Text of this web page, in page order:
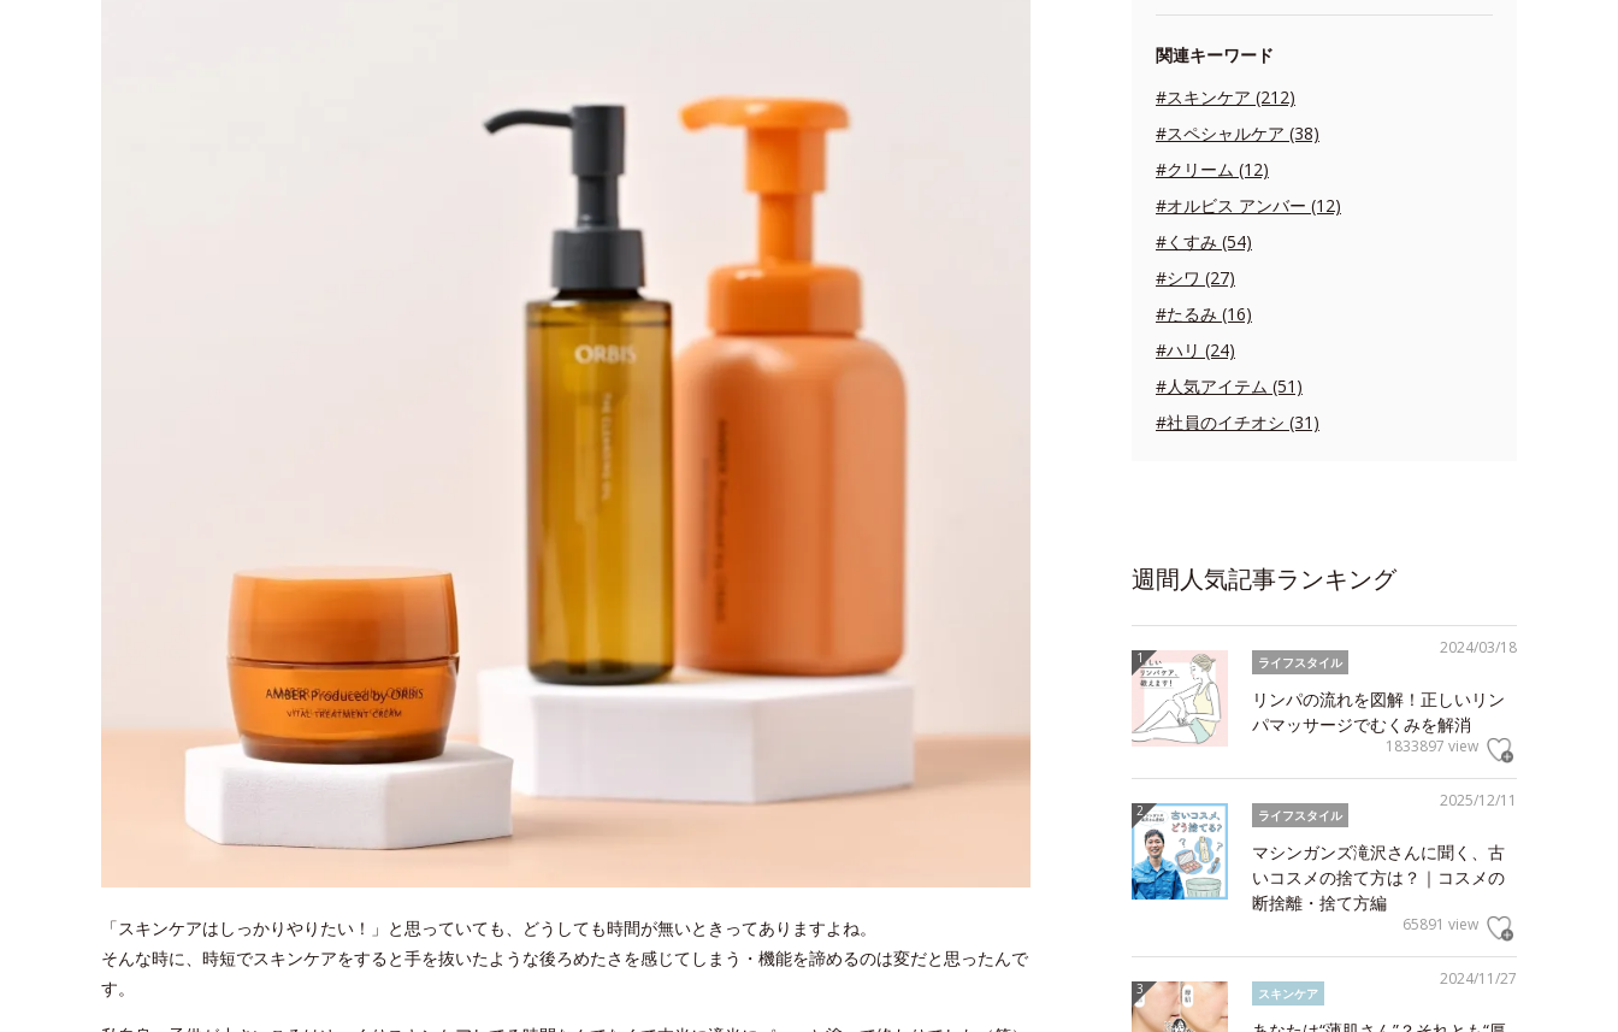
「スキンケアはしっかりやりたい！」と思っていても、どうしても時間が無いときってありますよね。
そんな時に、時短でスキンケアをすると手を抜いたような後ろめたさを感じてしまう・機能を諦めるのは変だと思ったんで
す。
関連キーワード
#スキンケア (212)
#スペシャルケア (38)
#クリーム (12)
#オルビス アンバー (12)
#くすみ (54)
#シワ (27)
#たるみ (16)
#ハリ (24)
#人気アイテム (51)
#社員のイチオシ (31)
週間人気記事ランキング
2024/03/18
ライフスタイル
リンパの流れを図解！正しいリン
パマッサージでむくみを解消
1833897 view
2025/12/11
ライフスタイル
マシンガンズ滝沢さんに聞く、古
いコスメの捨て方は？｜コスメの
断捨離・捨て方編
65891 view
2024/11/27
スキンケア